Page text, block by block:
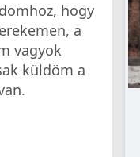
hogy
a
vagyok
küldöm a